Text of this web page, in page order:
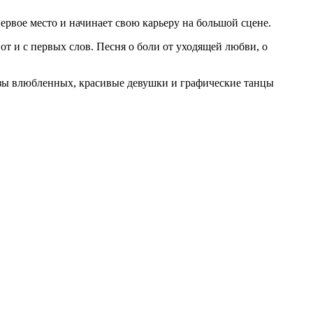
место и начинает свою карьеру на большой сцене.
и с первых слов. Песня о боли от уходящей любви, о
влюбленных, красивые девушки и графические танцы